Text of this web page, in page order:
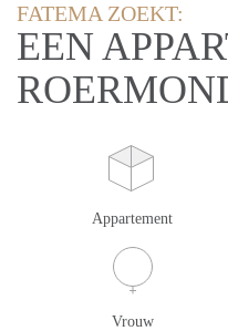
FATEMA ZOEKT:
EEN
Appartement
Vrouw